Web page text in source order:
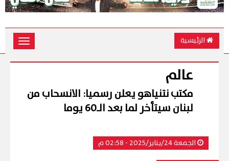
الرئيسية
Toggle
عالم
مكتب نتنياهو يعلن رسميا: الانسحاب من
لبنان سيتأخر لما بعد الـ60 يوما
الجمعة 24/يناير/2025 - 02:58 م